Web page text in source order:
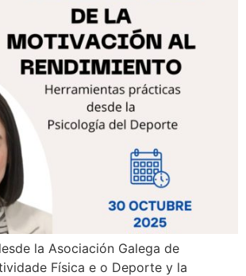
la Asociación Galega de
Física e o Deporte y la